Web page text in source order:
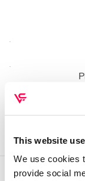
This website
We use cookies
provide social